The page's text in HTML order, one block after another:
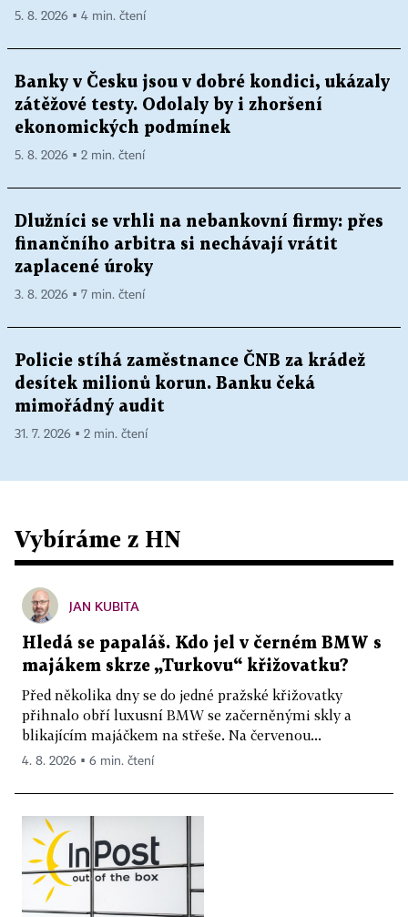
5. 8. 2026 ▪ 4 min. čtení
Banky v Česku jsou v dobré kondici, ukázaly
zátěžové testy. Odolaly by i zhoršení
ekonomických podmínek
5. 8. 2026 ▪ 2 min. čtení
Dlužníci se vrhli na nebankovní firmy: přes
finančního arbitra si nechávají vrátit
zaplacené úroky
3. 8. 2026 ▪ 7 min. čtení
Policie stíhá zaměstnance ČNB za krádež
desítek milionů korun. Banku čeká
mimořádný audit
31. 7. 2026 ▪ 2 min. čtení
Vybíráme z HN
JAN KUBITA
Hledá se papaláš. Kdo jel v černém BMW s
majákem skrze „Turkovu“ křižovatku?
Před několika dny se do jedné pražské křižovatky
přihnalo obří luxusní BMW se začerněnými skly a
blikajícím majáčkem na střeše. Na červenou...
4. 8. 2026 ▪ 6 min. čtení